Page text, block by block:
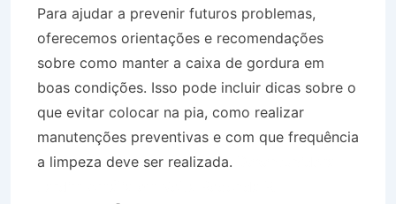
Para ajudar a prevenir futuros problemas,
oferecemos orientações e recomendações
sobre como manter a caixa de gordura em
boas condições. Isso pode incluir dicas sobre o
que evitar colocar na pia, como realizar
manutenções preventivas e com que frequência
a limpeza deve ser realizada.